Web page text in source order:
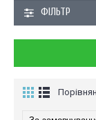
ФІЛЬТР